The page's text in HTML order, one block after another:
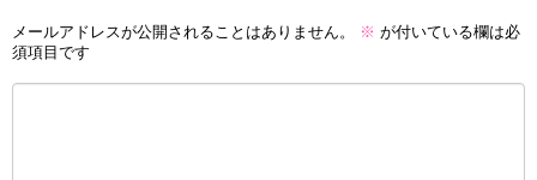
メールアドレスが公開されることはありません。 ※ が付いている欄は必
須項目です